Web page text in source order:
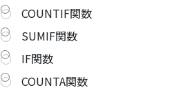
COUNTIF関数
SUMIF関数
IF関数
COUNTA関数